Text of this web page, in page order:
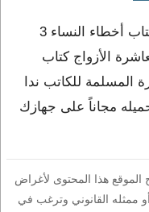
مع أطيب التمنيات بالفائدة والمتعة, كتاب أخطاء النساء 3
الأزواج كتاب
المسلمة للكاتب ندا
مجاناً على جهازك
الموقع هذا المحتوى لأغراض
ممثله القانوني وترغب في